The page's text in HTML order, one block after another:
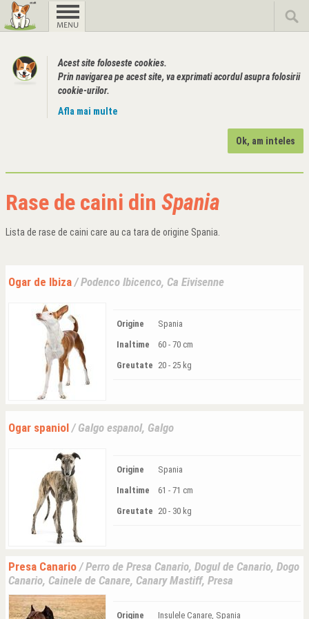
Acest site foloseste cookies.
Prin navigarea pe acest site, va exprimati acordul asupra folosirii
cookie-urilor.
Afla mai multe
Ok, am inteles
Rase de caini din Spania
Lista de rase de caini care au ca tara de origine Spania.
Ogar de Ibiza/ Podenco Ibicenco, Ca Eivisenne
Origine
Spania
Inaltime
60 - 70 cm
Greutate 20 - 25 kg
Ogar spaniol / Galgo espanol, Galgo
Origine
Spania
Inaltime
61 - 71 cm
Greutate 20 - 30 kg
Presa Canario / Perro de Presa Canario, Dogul de Canario, Dogo
Canario, Cainele de Canare, Canary Mastiff, Presa
Origine Insulele Canare, Spania